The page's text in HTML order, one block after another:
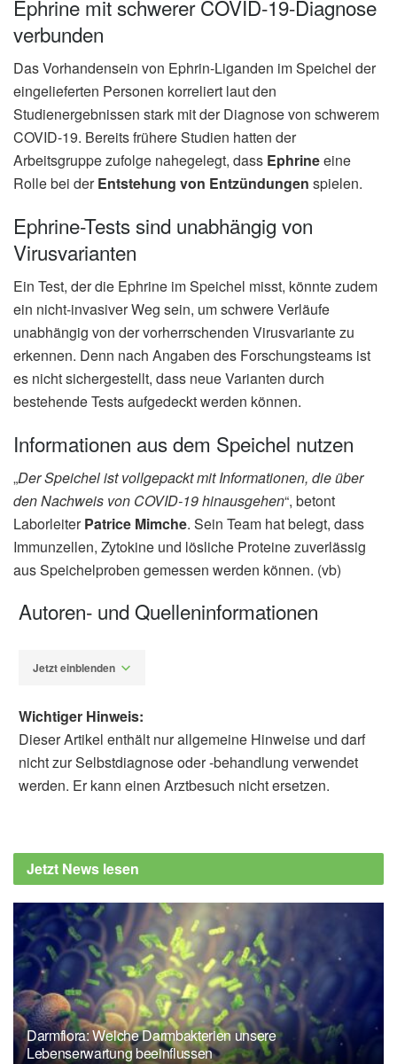
Ephrine mit schwerer COVID-19-Diagnose
verbunden
Das Vorhandensein von Ephrin-Liganden im Speichel der
eingelieferten Personen korreliert laut den
Studienergebnissen stark mit der Diagnose von schwerem
COVID-19. Bereits frühere Studien hatten der
Arbeitsgruppe zufolge nahegelegt, dass Ephrineeine
Rolle bei derEntstehung von Entzündungen spielen.
Ephrine-Tests sind unabhängig von
Virusvarianten
Ein Test, der die Ephrine im Speichel misst, könnte zudem
ein nicht-invasiver Weg sein, um schwere Verläufe
unabhängig von der vorherrschenden Virusvariante zu
erkennen. Denn nach Angaben des Forschungsteams ist
es nicht sichergestellt, dass neue Varianten durch
bestehende Tests aufgedeckt werden können.
Informationen aus dem Speichel nutzen
„Der Speichel ist vollgepackt mit Informationen, die über
den Nachweis von COVID-19 hinausgehen“, betont
LaborleiterPatrice Mimche. Sein Team hat belegt, dass
Immunzellen, Zytokine und lösliche Proteine zuverlässig
aus Speichelproben gemessen werden können. (vb)
Autoren- und Quelleninformationen
Jetzt einblenden
Upregulated in the Saliva of SARS-CoV-2
Infected Patients (veröffentlicht: 04.03.2022),
Experimental Biology: Proteins in saliva
could aid in COVID-19 detection and predict
severe illness (veröffentlicht: 04.03.2022),
eurekalert.org
Wichtiger Hinweis:
Dieser Artikel enthält nur allgemeine Hinweise und darf
nicht zur Selbstdiagnose oder -behandlung verwendet
werden. Er kann einen Arztbesuch nicht ersetzen.
Jetzt News lesen
Darmflora: Welche Darmbakterien unsere
Lebenserwartung beeinflussen